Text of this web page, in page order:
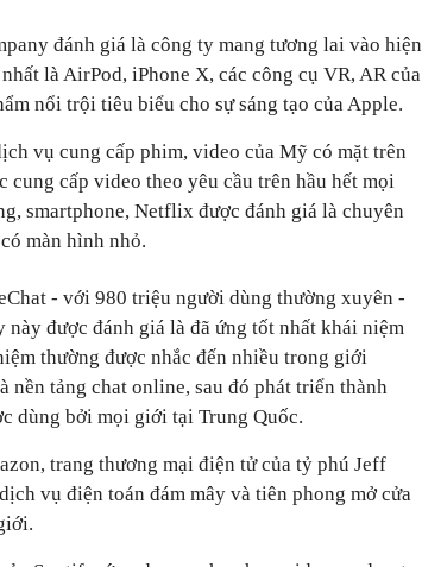
đánh giá là công ty mang tương lai vào hiện
là AirPod, iPhone X, các công cụ VR, AR của
nổi trội tiêu biểu cho sự sáng tạo của Apple.
vụ cung cấp phim, video của Mỹ có mặt trên
cấp video theo yêu cầu trên hầu hết mọi
smartphone, Netflix được đánh giá là chuyên
màn hình nhỏ.
- với 980 triệu người dùng thường xuyên -
được đánh giá là đã ứng tốt nhất khái niệm
thường được nhắc đến nhiều trong giới
nền tảng chat online, sau đó phát triển thành
dùng bởi mọi giới tại Trung Quốc.
trang thương mại điện tử của tỷ phú Jeff
vụ điện toán đám mây và tiên phong mở cửa